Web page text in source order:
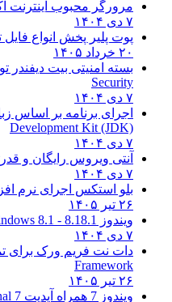
مرورگر محبوب اینترنت
۷ دی ۱۴۰۴
پوت پلیر پخش انواع
۲۰ خرداد ۱۴۰۵
بسته امنیتی بیت دیفندر
Security
۷ دی ۱۴۰۴
اجرای برنامه بر اساس
Development Kit (JDK)
۷ دی ۱۴۰۴
آنتی ویروس رایگان و
۷ دی ۱۴۰۴
بلو استکس اجرای نرم
۲۶ تیر ۱۴۰۵
ویندوز 8.1
8.1 - Microsoft Windows 8.1
۷ دی ۱۴۰۴
دات نت فریم ورک برای
Framework
۲۶ تیر ۱۴۰۵
ویندوز 7 همراه آپدیت 7 SP1